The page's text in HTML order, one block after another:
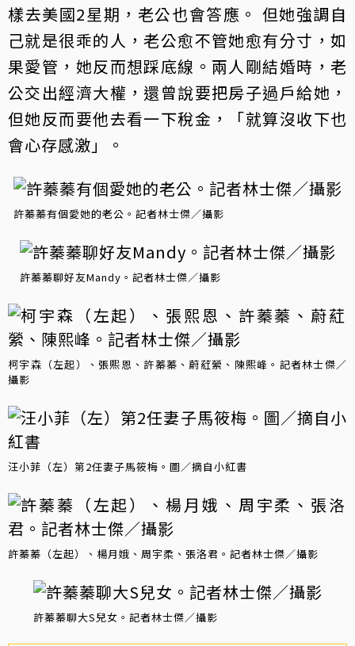
樣去美國2星期，老公也會答應。 但她強調自
己就是很乖的人，老公愈不管她愈有分寸，如
果愛管，她反而想踩底線。兩人剛結婚時，老
公交出經濟大權，還曾說要把房子過戶給她，
但她反而要他去看一下稅金，「就算沒收下也
會心存感激」。
許蓁蓁有個愛她的老公。記者林士傑／攝影
許蓁蓁聊好友Mandy。記者林士傑／攝影
柯宇森（左起）、張熙恩、許蓁蓁、蔚葒縈、陳熙峰。記者林士傑／
攝影
汪小菲（左）第2任妻子馬筱梅。圖／摘自小紅書
許蓁蓁（左起）、楊月娥、周宇柔、張洛君。記者林士傑／攝影
許蓁蓁聊大S兒女。記者林士傑／攝影